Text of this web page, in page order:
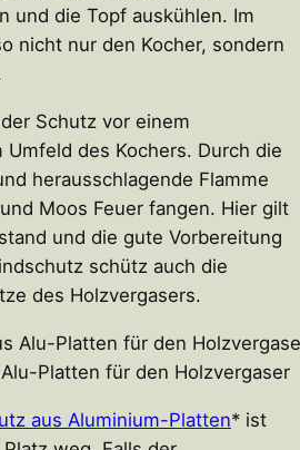
und die Topf auskühlen. Im
nicht nur den Kocher, sondern
Schutz vor einem
des Kochers. Durch die
herausschlagende Flamme
Moos Feuer fangen. Hier gilt
und die gute Vorbereitung
schütz auch die
des Holzvergasers.
Platten für den Holzvergaser
aus Aluminium-Platten* ist